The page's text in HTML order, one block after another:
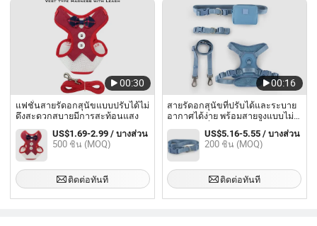
00:30
แฟชั่นสายรัดอกสุนัขแบบปรับได้ไม่
ดึงสะดวกสบายมีการสะท้อนแสง
US$1.69-2.99 / บางส่วน
500 ชิ้น (MOQ)
ติดต่อทันที
00:16
สายรัดอกสุนัขที่ปรับได้และระบาย
อากาศได้ง่าย พร้อมสายจูงแบบไม่
ต้องใช้มือที่สามารถปรับแต่งโลโก้
ได้
US$5.16-5.55 / บางส่วน
200 ชิ้น (MOQ)
ติดต่อทันที